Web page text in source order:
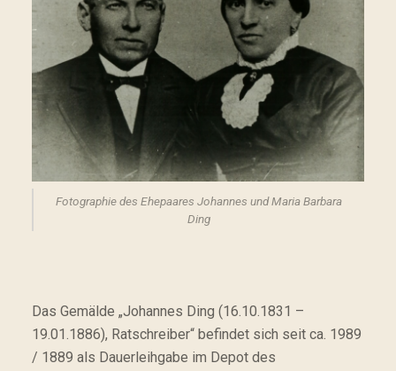
Fotographie des Ehepaares Johannes und Maria Barbara
Ding
Das Gemälde „Johannes Ding (16.10.1831 –
19.01.1886), Ratschreiber“ befindet sich seit ca. 1989
/ 1889 als Dauerleihgabe im Depot des